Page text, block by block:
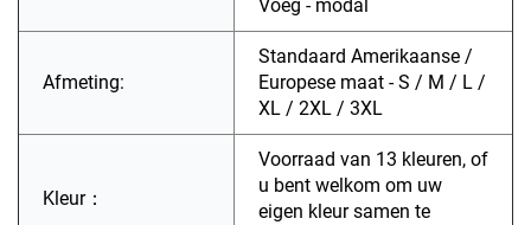
Voeg - modal
Afmeting:
Standaard Amerikaanse /
Europese maat - S / M / L /
XL / 2XL / 3XL
Kleur：
Voorraad van 13 kleuren, of
u bent welkom om uw
eigen kleur samen te